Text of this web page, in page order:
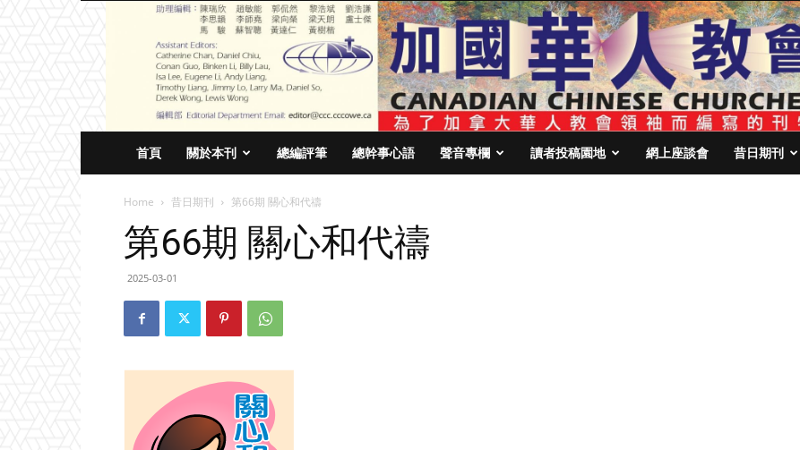
首頁 關於本刊 總編評筆 總幹事心語 聲音專欄 讀者投稿園地 網上座談會 昔日期刊
Home 昔日期刊 第66期 關心和代禱
第66期 關心和代禱
2025-03-01